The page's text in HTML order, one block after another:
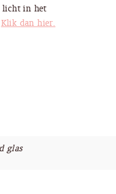
licht in het
Klik dan hier.
glas